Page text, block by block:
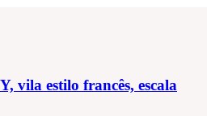
vila estilo francês, escala